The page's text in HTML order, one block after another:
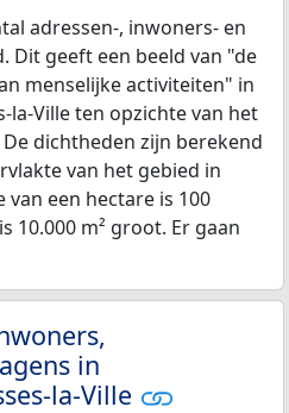
adressen-, inwoners- en
Dit geeft een beeld van "de
menselijke activiteiten" in
la-Ville ten opzichte van het
De dichtheden zijn berekend
van het gebied in
van een hectare is 100
10.000 m² groot. Er gaan
in
la-Ville